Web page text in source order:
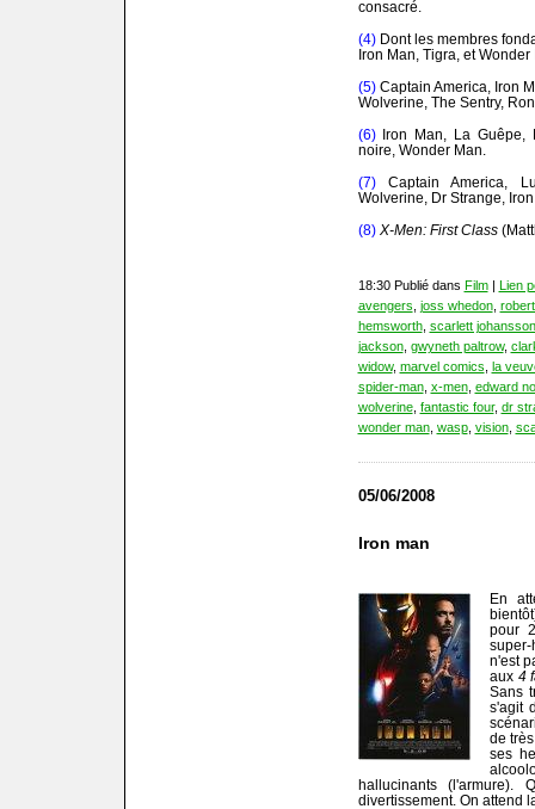
consacré.
(4)Dont les membres
Iron Man, Tigra, et Wonder
(5)Captain America, Iron
Wolverine, The Sentry,
(6)Iron Man, La Guêpe,
noire, Wonder Man.
(7)Captain America,
Wolverine, Dr Strange,
(8) X-Men: First Class
18:30 Publié dans Film| Lien
avengers joss whedon,
hemsworth, scarlett johansson
jackson, gwyneth paltrow,
widow, marvel comics la
spider-man, x-men, edward
wolverine, fantastic four, dr
wonder man, wasp, vision,
05/06/2008
Iron man
En
pour
n'est
aux 4
Sans
s'agit
de
ses
hallucinants
divertissement. On attend